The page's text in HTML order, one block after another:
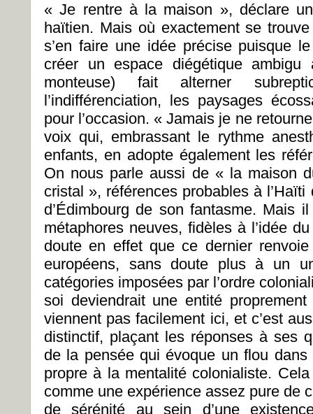
« Je rentre à la maison », déclare
haïtien. Mais où exactement se
s’en faire une idée précise puisque
créer un espace diégétique
monteuse) fait alterner
l’indifférenciation, les paysages
pour l’occasion. « Jamais je ne
voix qui, embrassant le rythme
enfants, en adopte également les
On nous parle aussi de « la maison
cristal », références probables à
d’Édimbourg de son fantasme. Mais
métaphores neuves, fidèles à l’idée
doute en effet que ce dernier
européens, sans doute plus à un
catégories imposées par l’ordre
soi deviendrait une entité
viennent pas facilement ici, et c’est
distinctif, plaçant les réponses à ses
de la pensée qui évoque un flou
propre à la mentalité colonialiste.
comme une expérience assez pure de
de sérénité au sein d’une